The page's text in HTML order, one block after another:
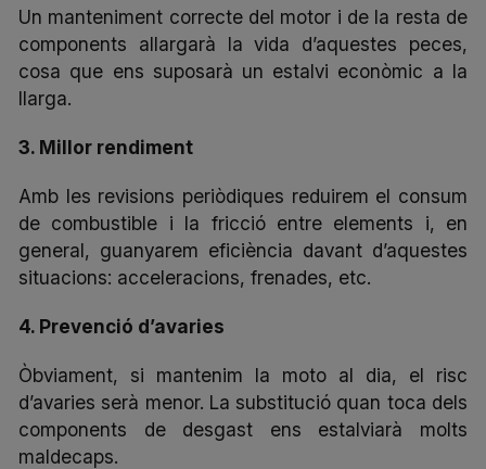
Un manteniment correcte del motor i de la resta de
components allargarà la vida d’aquestes peces,
cosa que ens suposarà un estalvi econòmic a la
llarga.
3. Millor rendiment
Amb les revisions periòdiques reduirem el consum
de combustible i la fricció entre elements i, en
general, guanyarem eficiència davant d’aquestes
situacions: acceleracions, frenades, etc.
4. Prevenció d’avaries
Òbviament, si mantenim la moto al dia, el risc
d’avaries serà menor. La substitució quan toca dels
components de desgast ens estalviarà molts
maldecaps.